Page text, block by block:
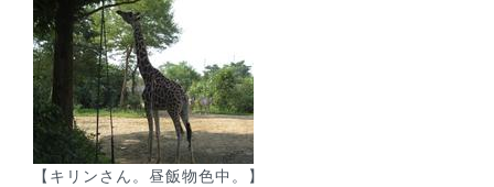
【キリンさん。昼飯物色中。】